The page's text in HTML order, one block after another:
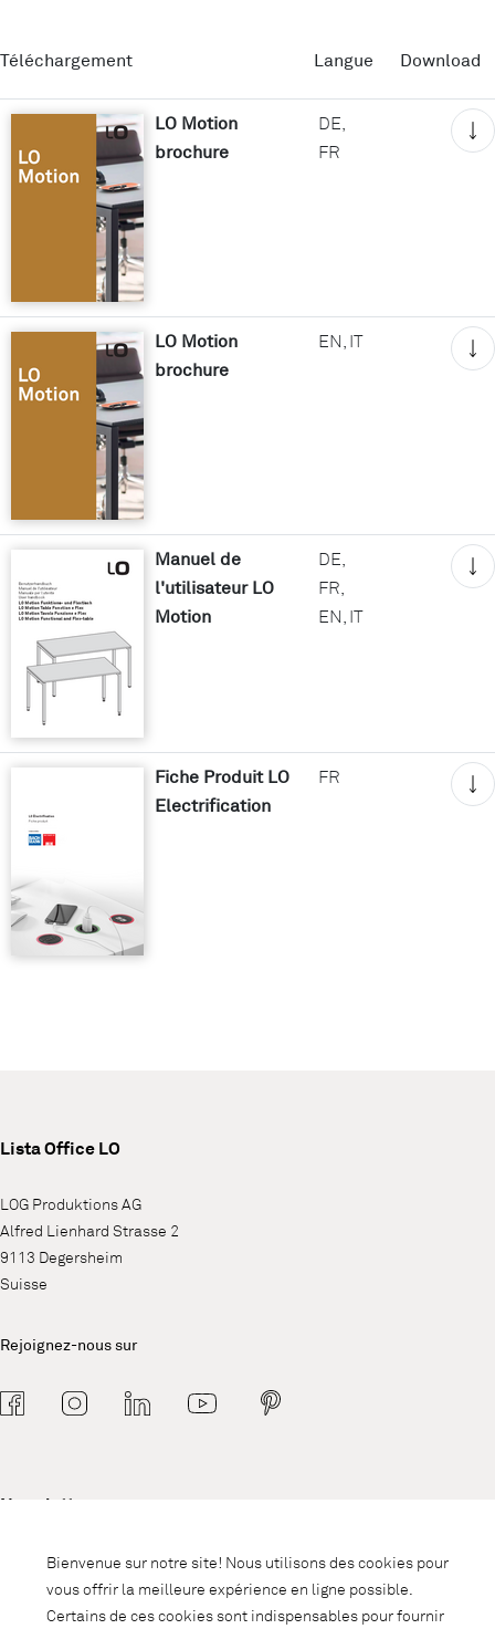
Téléchargement Langue Download
LO Motion
brochure
DE,
FR
LO Motion
brochure
EN, IT
Manuel de
l'utilisateur LO
Motion
DE,
FR,
EN, IT
Fiche Produit LO
Electrification
FR
Lista Office LO
LOG Produktions AG
Alfred Lienhard Strasse 2
9113 Degersheim
Suisse
Rejoignez-nous sur
Newsletter
Abonnez-vous à notre newsletter et
soyez informé des promotions, des
nouveautés et des trends d'intérieur.
Bienvenue sur notre site! Nous utilisons des cookies pour
vous offrir la meilleure expérience en ligne possible.
Certains de ces cookies sont indispensables pour fournir